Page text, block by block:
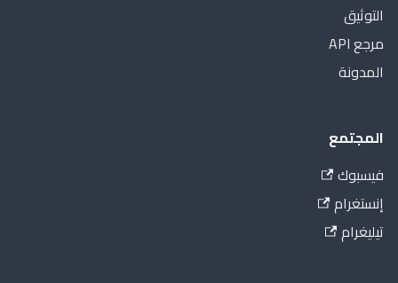
التوثيق
مرجع API
المدونة
المجتمع
فيسبوك
إنستغرام
تيليغرام